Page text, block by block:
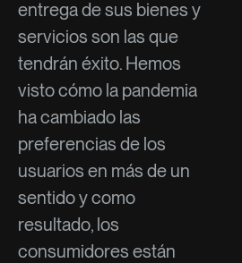
entrega de sus bienes y
servicios son las que
tendrán éxito. Hemos
visto cómo la pandemia
ha cambiado las
preferencias de los
usuarios en más de un
sentido y como
resultado, los
consumidores están